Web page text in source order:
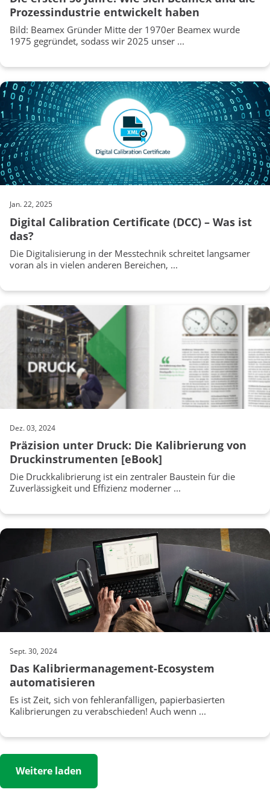
Prozessindustrie entwickelt haben
Bild: Beamex Gründer Mitte der 1970er Beamex wurde
1975 gegründet, sodass wir 2025 unser ...
Jan. 22, 2025
Digital Calibration Certificate (DCC) – Was ist
das?
Die Digitalisierung in der Messtechnik schreitet langsamer
voran als in vielen anderen Bereichen, ...
Dez. 03, 2024
Präzision unter Druck: Die Kalibrierung von
Druckinstrumenten [eBook]
Die Druckkalibrierung ist ein zentraler Baustein für die
Zuverlässigkeit und Effizienz moderner ...
Sept. 30, 2024
Das Kalibriermanagement-Ecosystem
automatisieren
Es ist Zeit, sich von fehleranfälligen, papierbasierten
Kalibrierungen zu verabschieden! Auch wenn ...
Weitere laden